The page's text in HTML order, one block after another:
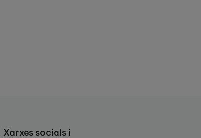
Xarxes socials i